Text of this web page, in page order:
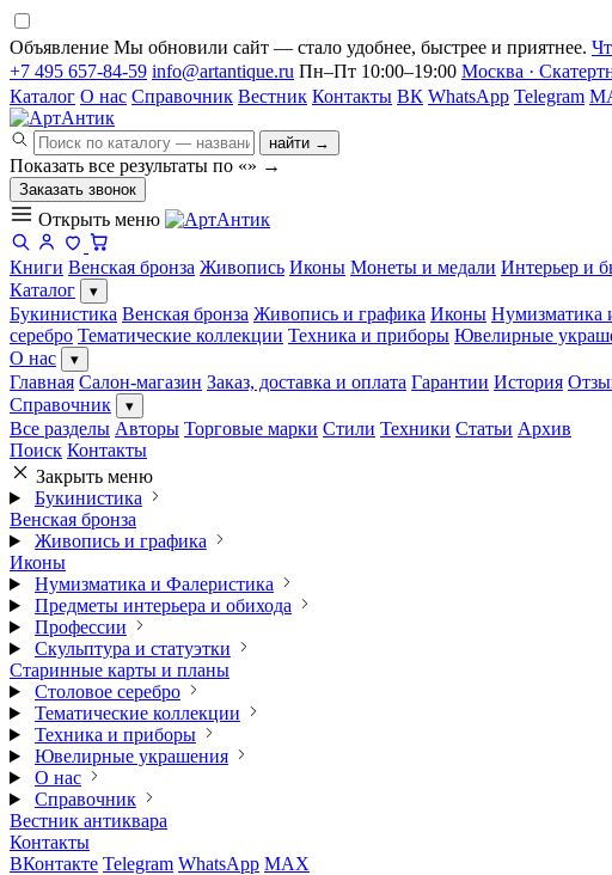
Объявление Мы обновили сайт — стало удобнее, быстрее и приятнее.
+7 495 657-84-59 info@artantique.ru Пн–Пт 10:00–19:00 Москва ·
Каталог О нас Справочник Вестник Контакты ВК WhatsApp Telegram
найти →
Показать все результаты по «» →
Заказать звонок
Открыть меню
Книги Венская бронза Живопись Иконы Монеты и медали Интерьер и
Каталог
▾
Букинистика Венская бронза Живопись и графика Иконы Нумизматика
серебро Тематические коллекции Техника и приборы Ювелирные
О нас
▾
Главная Салон-магазин Заказ, доставка и оплата Гарантии История
Справочник
▾
Все разделы Авторы Торговые марки Стили Техники Статьи Архив
Поиск Контакты
Закрыть меню
Букинистика
Венская бронза
Живопись и графика
Иконы
Нумизматика и Фалеристика
Предметы интерьера и обихода
Профессии
Скульптура и статуэтки
Старинные карты и планы
Столовое серебро
Тематические коллекции
Техника и приборы
Ювелирные украшения
О нас
Справочник
Вестник антиквара
Контакты
ВКонтакте Telegram WhatsApp MAX